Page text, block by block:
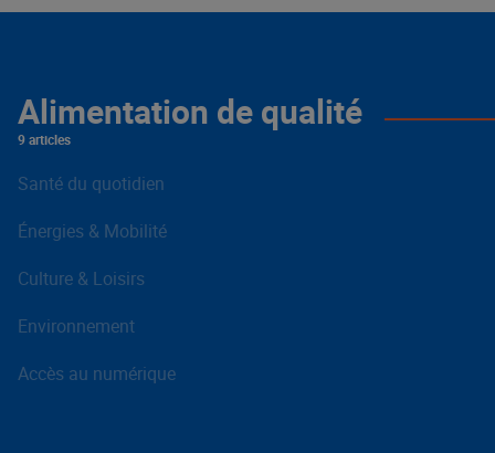
Alimentation de qualité
9 articles
Santé du quotidien
Énergies & Mobilité
Culture & Loisirs
Environnement
Accès au numérique